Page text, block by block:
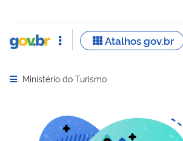
Abrir menu principal de navegação
Ministério do Turismo